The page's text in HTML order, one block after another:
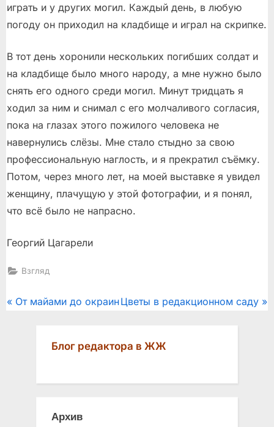
играть и у других могил. Каждый день, в любую
погоду он приходил на кладбище и играл на скрипке.
В тот день хоронили нескольких погибших солдат и
на кладбище было много народу, а мне нужно было
снять его одного среди могил. Минут тридцать я
ходил за ним и снимал с его молчаливого согласия,
пока на глазах этого пожилого человека не
навернулись слёзы. Мне стало стыдно за свою
профессиональную наглость, и я прекратил съёмку.
Потом, через много лет, на моей выставке я увидел
женщину, плачущую у этой фотографии, и я понял,
что всё было не напрасно.
Георгий Цагарели
Взгляд
Post
P
От майами до окраинN
t
o
Цветы в редакционном саду
Блог редактора в ЖЖ
Архив